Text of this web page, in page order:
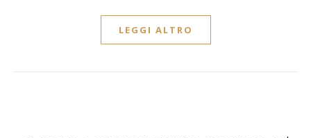
LEGGI ALTRO